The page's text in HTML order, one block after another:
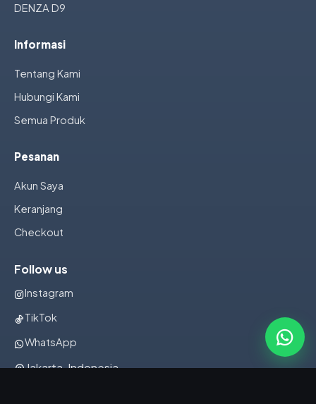
DENZA D9
Informasi
Tentang Kami
Hubungi Kami
Semua Produk
Pesanan
Akun Saya
Keranjang
Checkout
Follow us
Instagram
TikTok
WhatsApp
Jakarta, Indonesia